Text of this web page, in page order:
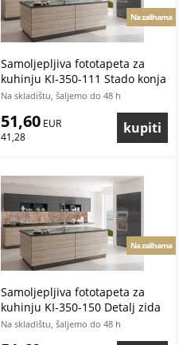
Samoljepljiva fototapeta za
kuhinju KI-350-111 Stado konja
| 350 x 60 cm
Na zalihama
Na skladištu, šaljemo do 48 h
51,60 EUR
41,28
Samoljepljiva fototapeta za
kuhinju KI-350-150 Detalj zida
| 350 x 60 cm
Na zalihama
Na skladištu, šaljemo do 48 h